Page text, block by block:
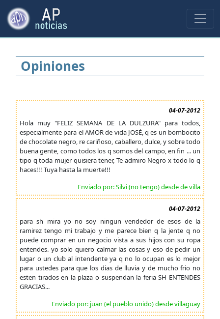
Opiniones
04-07-2012
Hola muy "FELIZ SEMANA DE LA DULZURA" para todos,
especialmente para el AMOR de vida JOSÉ, q es un bombocito
de chocolate negro, re cariñoso, caballero, dulce, y sobre todo
buena gente, como todos los q somos del campo, en fin ... un
tipo q toda mujer quisiera tener, Te admiro Negro x todo lo q
haces!!! Tuya hasta la muerte!!!
Enviado por: Silvi (no tengo) desde de villa
04-07-2012
para sh mira yo no soy ningun vendedor de esos de la
ramirez tengo mi trabajo y me parece bien q la jente q no
puede comprar en un negocio vista a sus hijos con su ropa
entendes. yo solo quiero calmar las cosas y eso de pedir un
lugar o un club al intendente ya q no lo ocupan es lo mejor
para ustedes para que los dias de lluvia y de mucho frio no
esten tirados en la plaza o suspendan la feria SH ENTENDES
GRACIAS...
Enviado por: juan (el pueblo unido) desde villaguay